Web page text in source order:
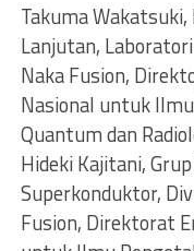
Takuma
Lanjutan,
Naka Fusion,
Nasional untuk
Quantum dan
Hideki Kajitani,
Superkonduktor,
Fusion, Direktorat